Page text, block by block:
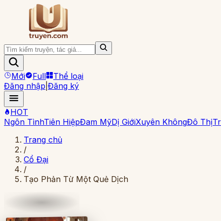
Mới Full
Thể loại
Đăng nhập Đăng ký
HOT
Ngôn TìnhTiên HiệpĐam MỹDị GiớiXuyên KhôngĐô Thị
Trang chủ
/
Cổ Đại
/
Tạo Phản Từ Một Quẻ Dịch